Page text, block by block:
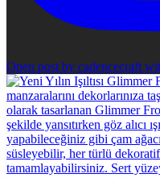
Open post by cadencecraft